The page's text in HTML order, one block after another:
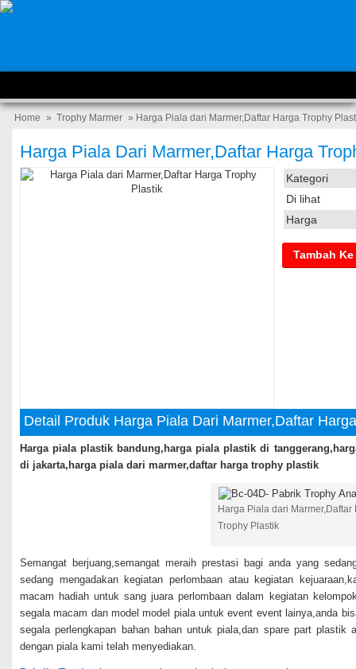
Home » Trophy Marmer » Harga Piala dari Marmer,Daftar Harga Trophy
Harga Piala Dari Marmer,Daftar Harga
Kategori
Di lihat
Harga
Detail Produk Harga Piala Dari Marmer,Daftar
Harga piala plastik bandung,harga piala plastik di
di jakarta,harga piala dari marmer,daftar harga trophy plastik
Harga Piala dari Marmer,Daftar
Trophy Plastik
Semangat berjuang,semangat meraih prestasi bagi anda yang
sedang mengadakan kegiatan perlombaan atau kegiatan
macam hadiah untuk sang juara perlombaan dalam kegiatan
segala macam dan model model piala untuk event event lainya,anda
segala perlengkapan bahan bahan untuk piala,dan spare part plastik
dengan piala kami telah menyediakan.